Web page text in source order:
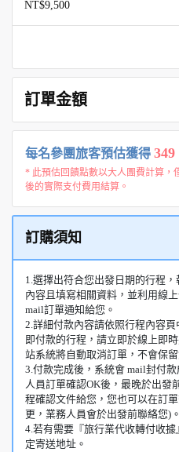
NT$9,500
訂單金額
每名參團旅客預估獲得 349
* 此預估回饋點數以大人團費計算，
後的實際支付費用結算。
訂購須知
1.選擇出符合您出發日期的行程
內容且填寫相關資料，並利用線
mail訂單通知給您。
2.詳細付款內容請依照行程內容
即付款的行程，請立即於線上即
站系統將自動取消訂單，不會保留
3.付款完成後，系統會 mail封付
人員訂單確認OK後，最晚於出發
程確認文件給您，您也可以在訂
更，業務人員會於出發前聯絡您)。
4.若有需要『旅行業代收轉付收
定寄送地址。